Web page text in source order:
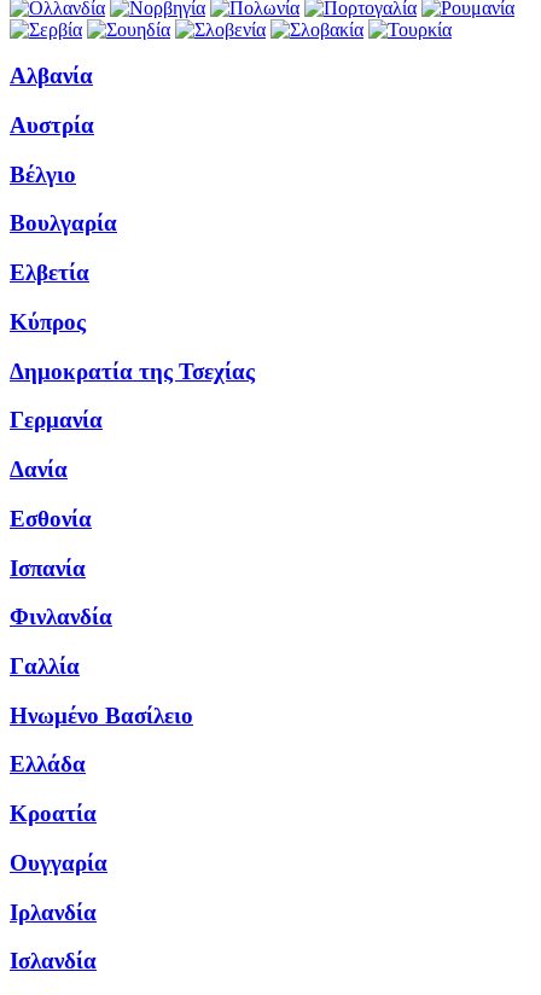
Αλβανία
Αυστρία
Βέλγιο
Βουλγαρία
Ελβετία
Κύπρος
Δημοκρατία της Τσεχίας
Γερμανία
Δανία
Εσθονία
Ισπανία
Φινλανδία
Γαλλία
Ηνωμένο Βασίλειο
Ελλάδα
Κροατία
Ουγγαρία
Ιρλανδία
Ισλανδία